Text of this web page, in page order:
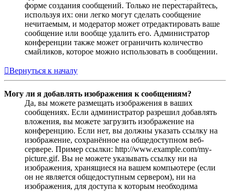
форме создания сообщений. Только не перестарайтесь,
используя их: они легко могут сделать сообщение
нечитаемым, и модератор может отредактировать ваше
сообщение или вообще удалить его. Администратор
конференции также может ограничить количество
смайликов, которое можно использовать в сообщении.
Вернуться к началу
Могу ли я добавлять изображения к сообщениям?
Да, вы можете размещать изображения в ваших
сообщениях. Если администратор разрешил добавлять
вложения, вы можете загрузить изображение на
конференцию. Если нет, вы должны указать ссылку на
изображение, сохранённое на общедоступном веб-
сервере. Пример ссылки: http://www.example.com/my-
picture.gif. Вы не можете указывать ссылку ни на
изображения, хранящиеся на вашем компьютере (если
он не является общедоступным сервером), ни на
изображения, для доступа к которым необходима